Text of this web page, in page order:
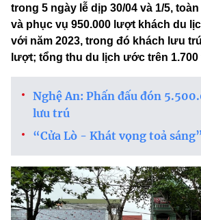
trong 5 ngày lễ dịp 30/04 và 1/5,
và phục vụ 950.000 lượt khách du
với năm 2023, trong đó khách lưu
lượt; tổng thu du lịch ước trên
Nghệ An: Phấn đấu đón
lưu trú
“Cửa Lò - Khát vọng toả sáng”